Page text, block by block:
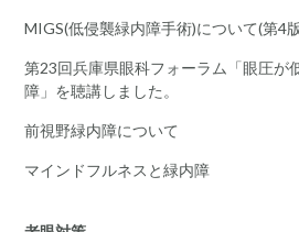
MIGS(低侵襲緑内障手術)について(第4
第23回兵庫県眼科フォーラム「眼圧が
障」を聴講しました。
前視野緑内障について
マインドフルネスと緑内障